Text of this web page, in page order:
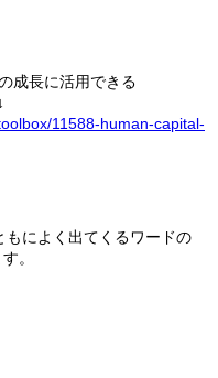
成長に活用できる
11588-human-capital-
によく出てくるワードの
。